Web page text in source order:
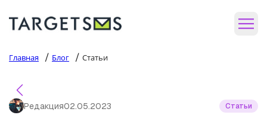
Главная / Блог / Статьи
Редакция02.05.2023 Статьи